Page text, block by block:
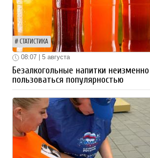
СТАТИСТИКА
08:07 | 5 августа
Безалкогольные напитки
пользоваться популярностью